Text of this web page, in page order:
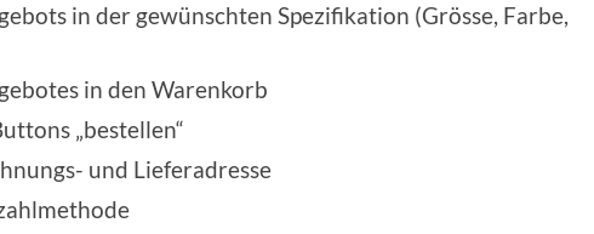
in der gewünschten Spezifikation (Grösse, Farbe,
in den Warenkorb
„bestellen“
und Lieferadresse